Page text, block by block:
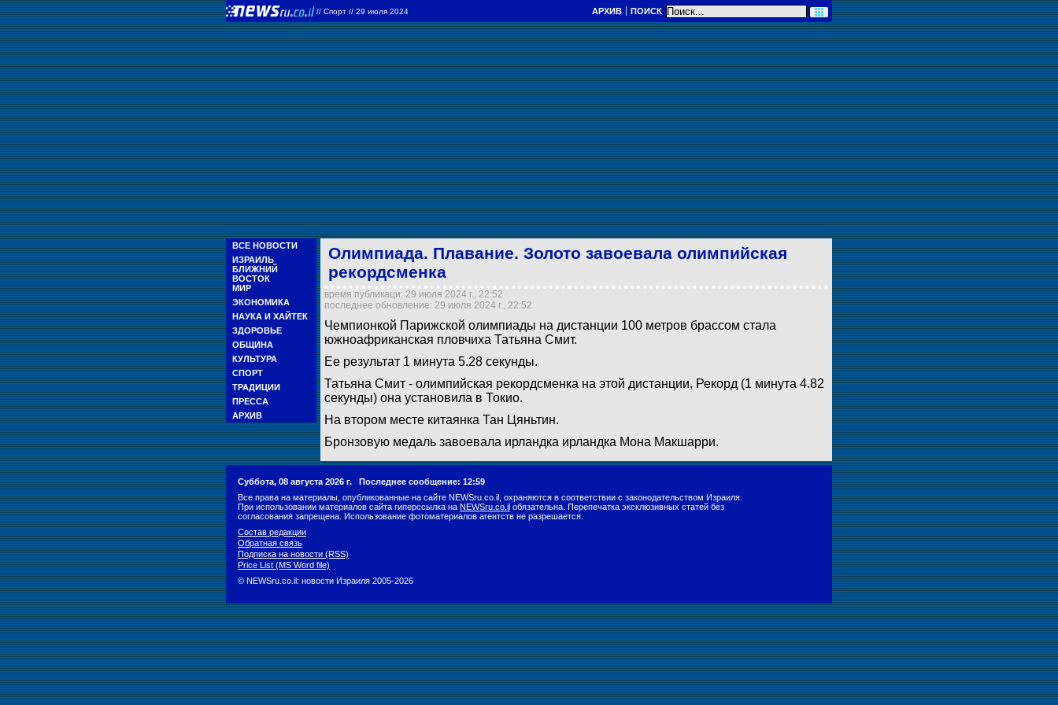
// Спорт // 29 июля 2024 АРХИВ ПОИСК
ВСЕ НОВОСТИ
ИЗРАИЛЬ
БЛИЖНИЙ
ВОСТОК
МИР
ЭКОНОМИКА
НАУКА И ХАЙТЕК
ЗДОРОВЬЕ
ОБЩИНА
КУЛЬТУРА
СПОРТ
ТРАДИЦИИ
ПРЕССА
АРХИВ
Олимпиада. Плавание. Золото завоевала олимпийская
рекордсменка
время публикаци: 29 июля 2024 г., 22:52
последнее обновление: 29 июля 2024 г., 22:52
Чемпионкой Парижской олимпиады на дистанции 100 метров брассом стала
южноафриканская пловчиха Татьяна Смит.
Ее результат 1 минута 5.28 секунды.
Татьяна Смит - олимпийская рекордсменка на этой дистанции, Рекорд (1 минута 4.82
секунды) она установила в Токио.
На втором месте китаянка Тан Цяньтин.
Бронзовую медаль завоевала ирландка ирландка Мона Макшарри.
Суббота, 08 августа 2026 г. Последнее сообщение: 12:59
Все права на материалы, опубликованные на сайте NEWSru.co.il, охраняются в соответствии с законодательством Израиля.
При использовании материалов сайта гиперссылка на NEWSru.co.il обязательна. Перепечатка эксклюзивных статей без
согласования запрещена. Использование фотоматериалов агентств не разрешается.
Состав редакции
Обратная связь
Подписка на новости (RSS)
Price List (MS Word file)
© NEWSru.co.il: новости Израиля 2005-2026